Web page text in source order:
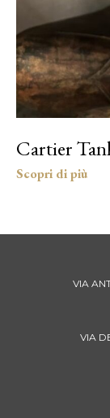
Cartier
VIA
VIA